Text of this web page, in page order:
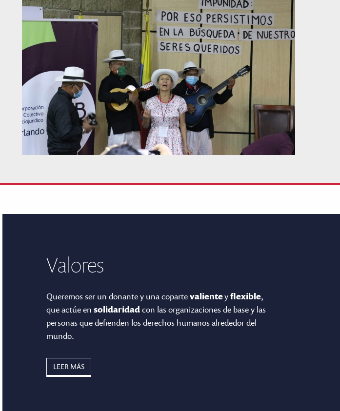
Valores
Queremos ser un donante y una copartevalienteyflexible,
que actúe en solidaridadcon las organizaciones de base y las
personas que defienden los derechos humanos alrededor del
mundo.
LEER MÁS